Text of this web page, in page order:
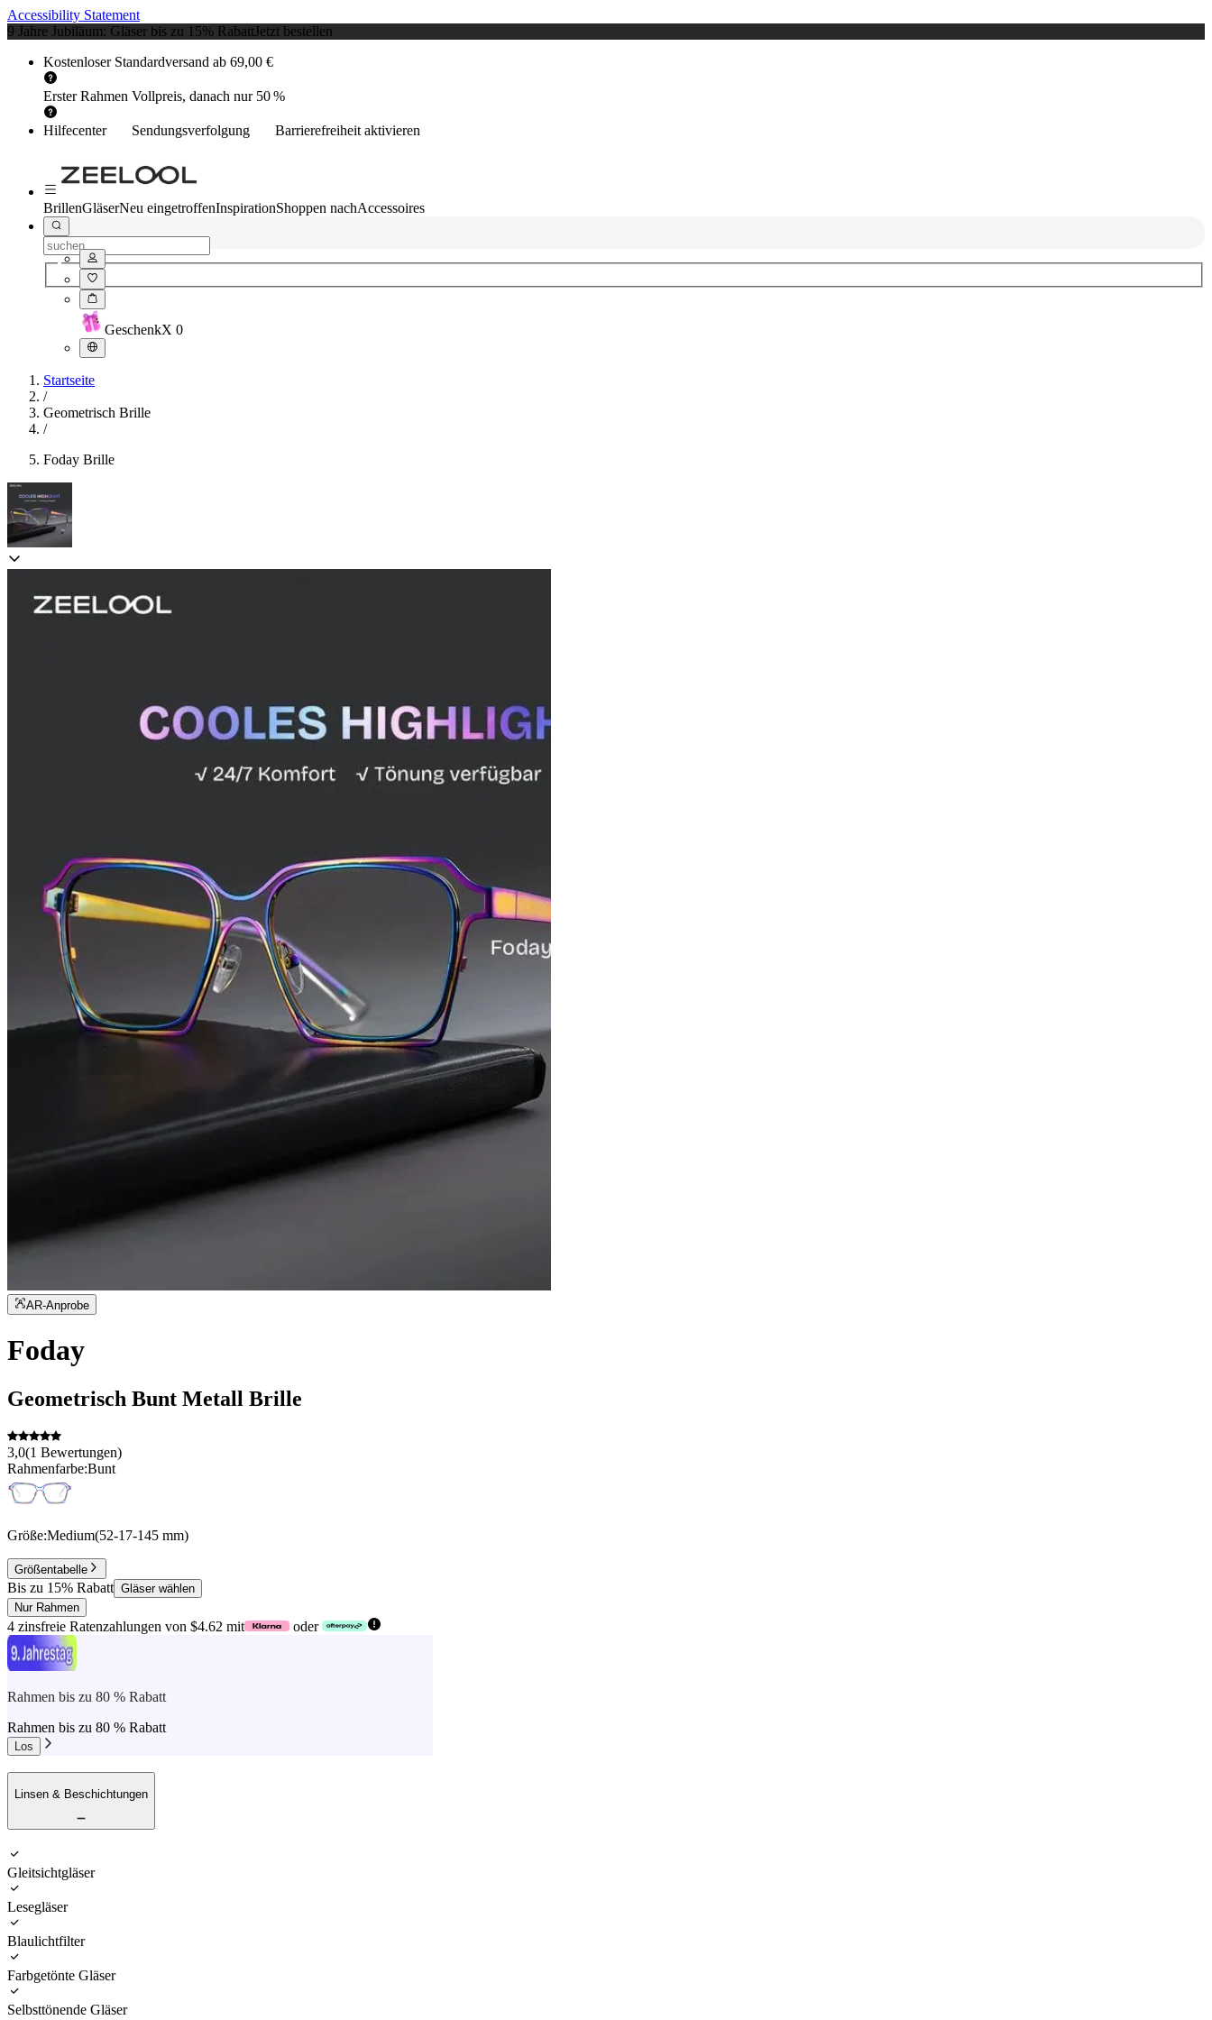
Accessibility Statement
9 Jahre Jubiläum: Gläser bis zu 15% RabattJetzt bestellen
Kostenloser Standardversand ab 69,00 €
Erster Rahmen Vollpreis, danach nur 50 %
Hilfecenter Sendungsverfolgung Barrierefreiheit aktivieren
BrillenGläserNeu eingetroffenInspirationShoppen nachAccessoires
GeschenkX 0
Startseite
/
Geometrisch Brille
/
Foday Brille
AR-Anprobe
Foday
Geometrisch Bunt Metall Brille
3,0(1 Bewertungen)
Rahmenfarbe:Bunt
Größe:Medium(52-17-145 mm)
Größentabelle
Bis zu 15% Rabatt Gläser wählen
Nur Rahmen
4 zinsfreie Ratenzahlungen von $4.62 mit oder
Rahmen bis zu 80 % Rabatt
Rahmen bis zu 80 % Rabatt
Los
Linsen & Beschichtungen
Gleitsichtgläser
Lesegläser
Blaulichtfilter
Farbgetönte Gläser
Selbsttönende Gläser